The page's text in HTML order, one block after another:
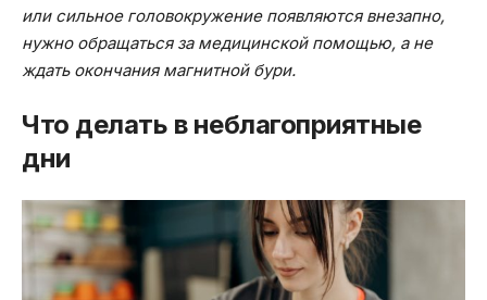
или сильное головокружение появляются внезапно,
нужно обращаться за медицинской помощью, а не
ждать окончания магнитной бури.
Что делать в неблагоприятные
дни